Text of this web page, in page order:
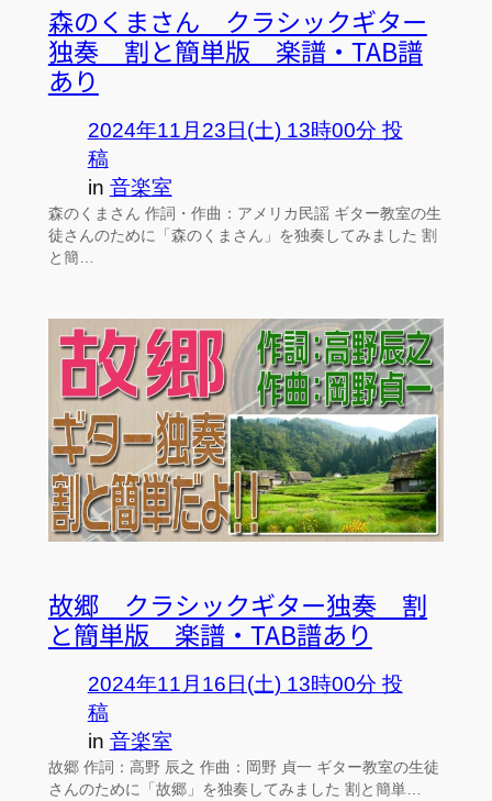
森のくまさん クラシックギター
独奏 割と簡単版 楽譜・TAB譜
あり
2024年11月23日(土) 13時00分 投
稿
in 音楽室
森のくまさん 作詞・作曲：アメリカ民謡 ギター教室の生
徒さんのために「森のくまさん」を独奏してみました 割
と簡…
故郷 クラシックギター独奏 割
と簡単版 楽譜・TAB譜あり
2024年11月16日(土) 13時00分 投
稿
in 音楽室
故郷 作詞：高野 辰之 作曲：岡野 貞一 ギター教室の生徒
さんのために「故郷」を独奏してみました 割と簡単…